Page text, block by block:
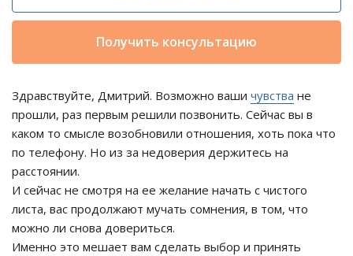
Получить консультацию
Здравствуйте, Дмитрий. Возможно ваши чувства не
прошли, раз первым решили позвонить. Сейчас вы в
каком то смысле возобновили отношения, хоть пока что
по телефону. Но из за недоверия держитесь на
расстоянии.
И сейчас не смотря на ее желание начать с чистого
листа, вас продолжают мучать сомнения, в том, что
можно ли снова довериться.
Именно это мешает вам сделать выбор и принять